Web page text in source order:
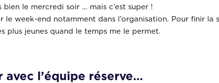
le mercredi soir … mais c’est super !
week-end notamment dans l’organisation. Pour finir la
plus jeunes quand le temps me le permet.
l’équipe réserve…